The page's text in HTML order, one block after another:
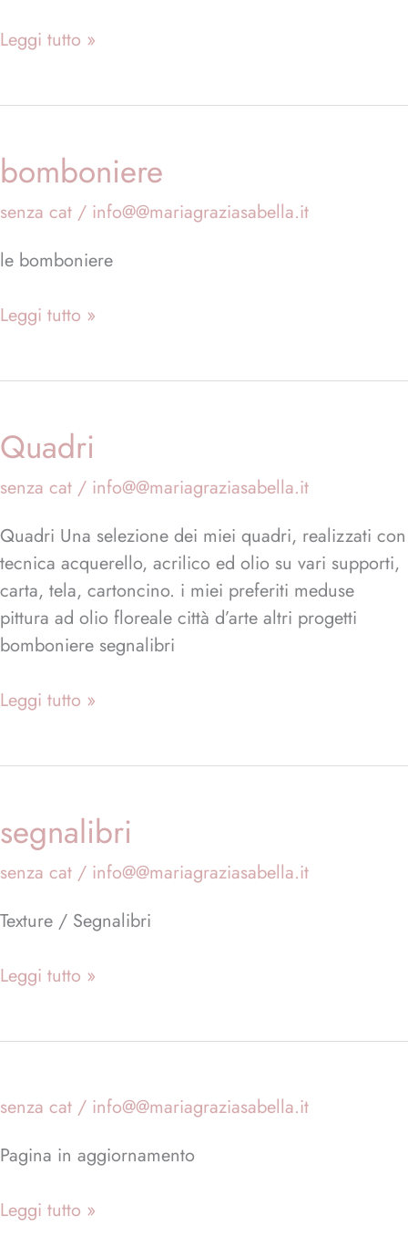
Leggi tutto »
bomboniere
senza cat / info@@mariagraziasabella.it
le bomboniere
bomboniere
Leggi tutto »
Quadri
senza cat / info@@mariagraziasabella.it
Quadri Una selezione dei miei quadri, realizzati con
tecnica acquerello, acrilico ed olio su vari supporti,
carta, tela, cartoncino. i miei preferiti meduse
pittura ad olio floreale città d’arte altri progetti
bomboniere segnalibri
Quadri
Leggi tutto »
segnalibri
senza cat / info@@mariagraziasabella.it
Texture / Segnalibri
segnalibri
Leggi tutto »
senza cat / info@@mariagraziasabella.it
Pagina in aggiornamento
Leggi tutto »